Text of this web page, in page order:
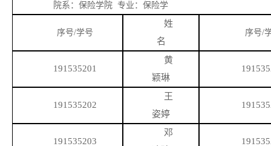
院系：保险学院 专业：保险学
序号/学号
姓
名
序号/
191535201
黄
颖琳
191535202
王
姿婷
191535203
邓